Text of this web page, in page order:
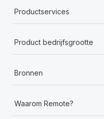
Productservices
Product bedrijfsgrootte
Bronnen
Waarom Remote?